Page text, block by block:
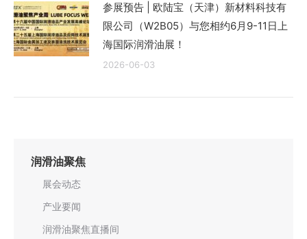
参展预告 | 欧陆宝（天津）新材料科技有
限公司（W2B05）与您相约6月9-11日上
海国际润滑油展！
2026-06-03
润滑油聚焦
展会动态
产业要闻
润滑油聚焦直播间